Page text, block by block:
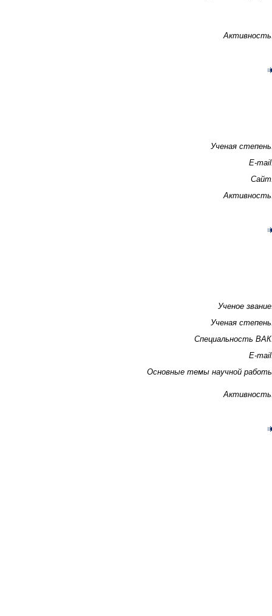
Ученая
E-
Ученое
Ученая
Специальность
E-
Основные темы научной